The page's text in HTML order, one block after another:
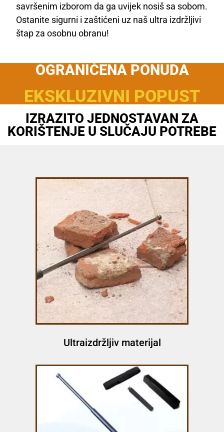
savršenim izborom da ga uvijek nosiš sa sobom.
Ostanite sigurni i zaštićeni uz naš ultra izdržljivi
štap za osobnu obranu!
OGRANIČENA PONUDA
EKSKLUZIVNI POPUST
IZRAZITO JEDNOSTAVAN ZA
KORIŠTENJE U SLUČAJU POTREBE
Ultraizdržljiv materijal